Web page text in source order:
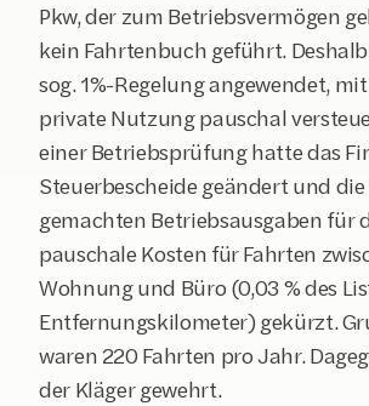
Pkw, der zum Betriebsvermögen
kein Fahrtenbuch geführt.
sog. 1%-Regelung angewendet,
private Nutzung pauschal
einer Betriebsprüfung hatte das
Steuerbescheide geändert und
gemachten Betriebsausgaben für
pauschale Kosten für Fahrten
Wohnung und Büro (0,03 % des
Entfernungskilometer) gekürzt.
waren 220 Fahrten pro Jahr.
der Kläger gewehrt.